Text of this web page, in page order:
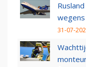
31-07-